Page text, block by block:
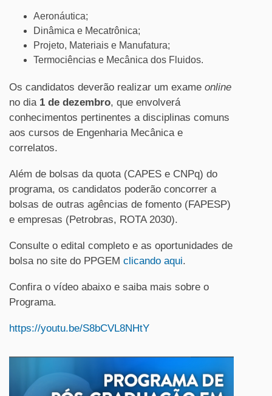
Aeronáutica;
Dinâmica e Mecatrônica;
Projeto, Materiais e Manufatura;
Termociências e Mecânica dos Fluidos.
Os candidatos deverão realizar um exame online
no dia 1 de dezembro, que envolverá
conhecimentos pertinentes a disciplinas comuns
aos cursos de Engenharia Mecânica e
correlatos.
Além de bolsas da quota (CAPES e CNPq) do
programa, os candidatos poderão concorrer a
bolsas de outras agências de fomento (FAPESP)
e empresas (Petrobras, ROTA 2030).
Consulte o edital completo e as oportunidades de
bolsa no site do PPGEM clicando aqui.
Confira o vídeo abaixo e saiba mais sobre o
Programa.
https://youtu.be/S8bCVL8NHtY